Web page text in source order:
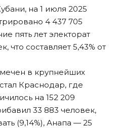
на 1 июля 2025
4 437 705
пять лет электорат
что составляет 5,43% от
в крупнейших
Краснодар, где
на 152 209
33 883 человек,
(9,14%), Анапа — 25